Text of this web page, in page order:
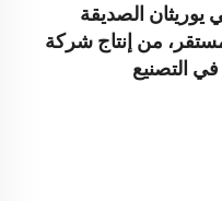
الصديقة
من إنتاج شركة